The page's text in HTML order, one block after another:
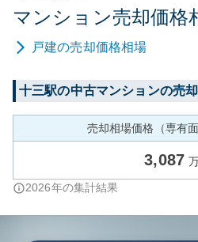
マンション売却価格
戸建の売却価格相場
十三駅の中古マンションの売
売却相場価格（専有
3,087
2026年の集計結果